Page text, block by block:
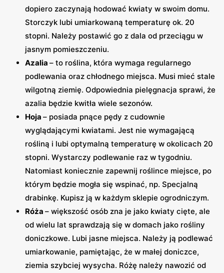
dopiero zaczynają hodować kwiaty w swoim domu.
Storczyk lubi umiarkowaną temperaturę ok. 20
stopni. Należy postawić go z dala od przeciągu w
jasnym pomieszczeniu.
Azalia – to roślina, która wymaga regularnego
podlewania oraz chłodnego miejsca. Musi mieć stale
wilgotną ziemię. Odpowiednia pielęgnacja sprawi, że
azalia będzie kwitła wiele sezonów.
Hoja – posiada pnące pędy z cudownie
wyglądającymi kwiatami. Jest nie wymagającą
rośliną i lubi optymalną temperaturę w okolicach 20
stopni. Wystarczy podlewanie raz w tygodniu.
Natomiast koniecznie zapewnij roślince miejsce, po
którym będzie mogła się wspinać, np. Specjalną
drabinkę. Kupisz ją w każdym sklepie ogrodniczym.
Róża – większość osób zna je jako kwiaty cięte, ale
od wielu lat sprawdzają się w domach jako rośliny
doniczkowe. Lubi jasne miejsca. Należy ją podlewać
umiarkowanie, pamiętając, że w małej doniczce,
ziemia szybciej wysycha. Różę należy nawozić od